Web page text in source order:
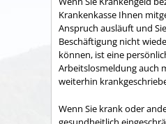
Krankenkasse Ihnen
Anspruch ausläuft und
Beschäftigung nicht
können, ist eine
Arbeitslosmeldung auch
weiterhin
Wenn Sie krank oder